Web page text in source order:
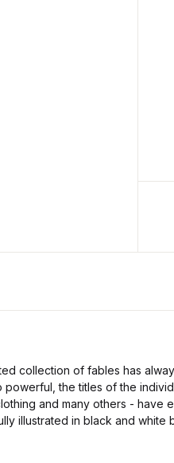
collection of fables has
powerful, the titles of the
and many others - have
illustrated in black and white